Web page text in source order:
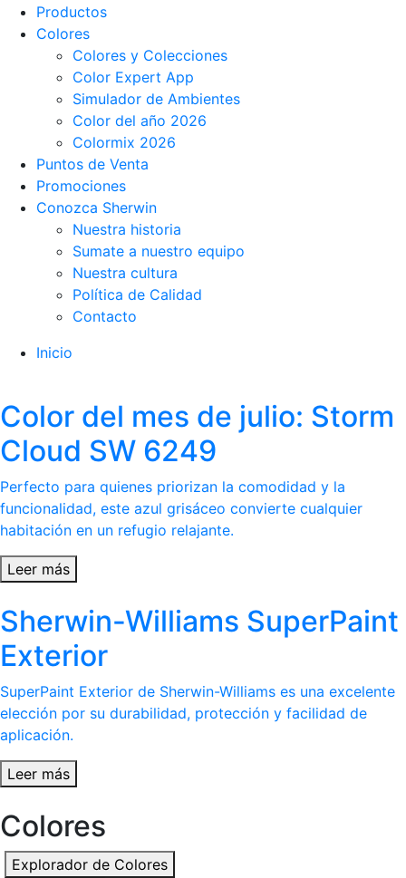
Productos
Colores
Colores y Colecciones
Color Expert App
Simulador de Ambientes
Color del año 2026
Colormix 2026
Puntos de Venta
Promociones
Conozca Sherwin
Nuestra historia
Sumate a nuestro equipo
Nuestra cultura
Política de Calidad
Contacto
Inicio
Color del mes de julio: Storm
Cloud SW 6249
Perfecto para quienes priorizan la comodidad y la
funcionalidad, este azul grisáceo convierte cualquier
habitación en un refugio relajante.
Leer más
Sherwin-Williams SuperPaint
Exterior
SuperPaint Exterior de Sherwin-Williams es una excelente
elección por su durabilidad, protección y facilidad de
aplicación.
Leer más
Colores
Explorador de Colores